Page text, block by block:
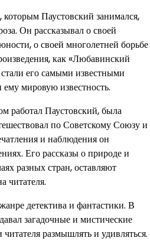
Паустовский занимался,
Он рассказывал о своей
о своей многолетней борьбе
как «Любавинский
его самыми известными
мировую известность.
работал Паустовский, была
по Советскому Союзу и
и наблюдения он
Его рассказы о природе и
разных стран, оставляют
читателя.
детектива и фантастики. В
загадочные и мистические
размышлять и удивляться.